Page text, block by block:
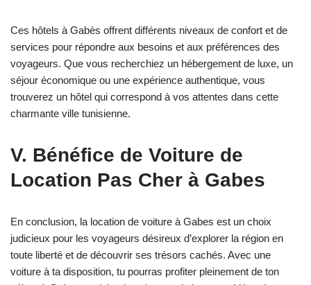
Ces hôtels à Gabès offrent différents niveaux de confort et de
services pour répondre aux besoins et aux préférences des
voyageurs. Que vous recherchiez un hébergement de luxe, un
séjour économique ou une expérience authentique, vous
trouverez un hôtel qui correspond à vos attentes dans cette
charmante ville tunisienne.
V. Bénéfice de Voiture de
Location Pas Cher à Gabes
En conclusion, la location de voiture à Gabes est un choix
judicieux pour les voyageurs désireux d’explorer la région en
toute liberté et de découvrir ses trésors cachés. Avec une
voiture à ta disposition, tu pourras profiter pleinement de ton